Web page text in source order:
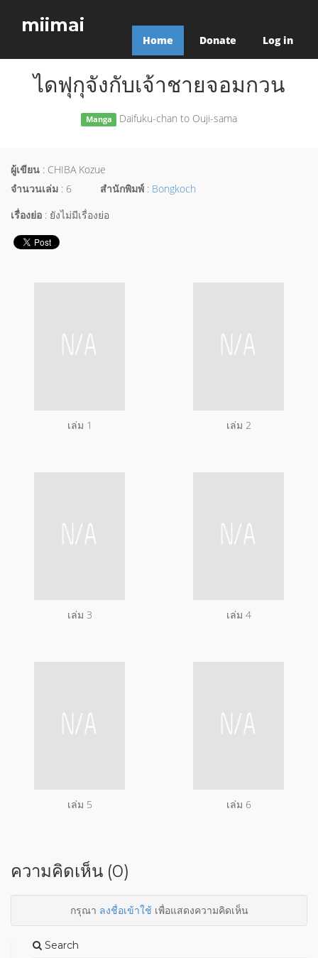
miimai
Home Donate Log in
ไดฟุกุจังกับเจ้าชายจอมกวน
Manga Daifuku-chan to Ouji-sama
ผู้เขียน : CHIBA Kozue
จำนวนเล่ม : 6 สำนักพิมพ์ : Bongkoch
เรื่องย่อ : ยังไม่มีเรื่องย่อ
เล่ม 1 เล่ม 2
เล่ม 3 เล่ม 4
เล่ม 5 เล่ม 6
ความคิดเห็น (0)
กรุณา ลงชื่อเข้าใช้เพื่อแสดงความคิดเห็น
Search